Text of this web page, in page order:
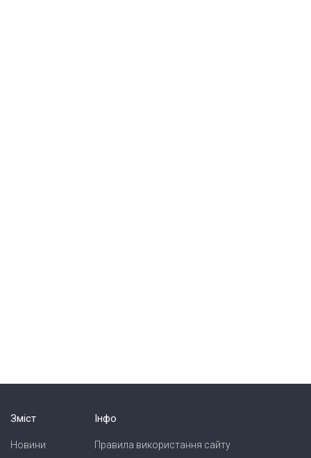
Зміст
Новини
Інфо
Правила використання сайту